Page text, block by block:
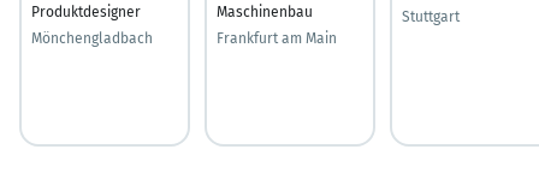
Produktdesigner
Mönchengladbach
Maschinenbau
Frankfurt am Main
Stuttgart